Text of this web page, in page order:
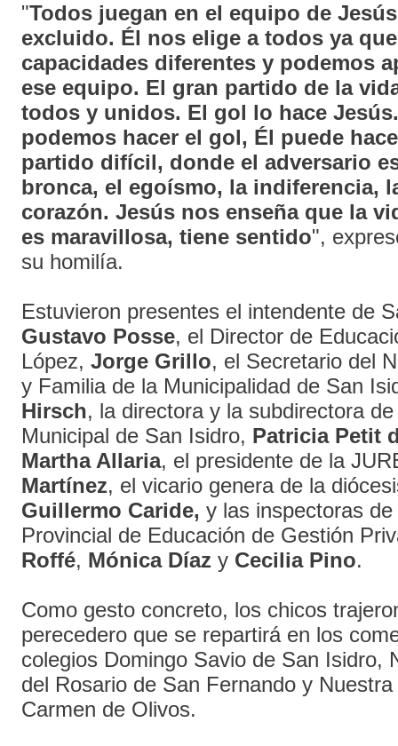
"Todos juegan en el equipo de
excluido. Él nos elige a todos ya
capacidades diferentes y podemos
ese equipo. El gran partido de la
todos y unidos. El gol lo hace
podemos hacer el gol, Él puede
partido difícil, donde el adversario
bronca, el egoísmo, la indiferencia,
corazón. Jesús nos enseña que la
es maravillosa, tiene sentido",
su homilía.
Estuvieron presentes el intendente de
Gustavo Posse, el Director de
López, Jorge Grillo, el Secretario del
y Familia de la Municipalidad de San
Hirsch, la directora y la subdirectora
Municipal de San Isidro, Patricia Petit
Martha Allaria, el presidente de la
Martínez, el vicario genera de la
Guillermo Caride, y las inspectoras
Provincial de Educación de Gestión
Roffé, Mónica Díaz y Cecilia Pino.
Como gesto concreto, los chicos
perecedero que se repartirá en los
colegios Domingo Savio de San Isidro,
del Rosario de San Fernando y
Carmen de Olivos.